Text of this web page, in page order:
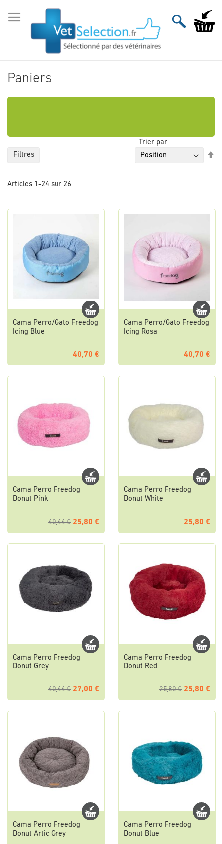
au
contenu
Mon
Paniers
Articles 1 -24 sur 26
Trier par
Cama Perro/Gato Freedog
Icing Blue
40,70 €
Cama Perro/Gato Freedog
Icing Rosa
40,70 €
Cama Perro Freedog
Donut Pink
40,44 € 25,80 €
Cama Perro Freedog
Donut White
25,80 €
Cama Perro Freedog
Donut Grey
40,44 € 27,00 €
Cama Perro Freedog
Donut Red
25,80 € 25,80 €
Cama Perro Freedog
Donut Artic Grey
Cama Perro Freedog
Donut Blue
Filtres